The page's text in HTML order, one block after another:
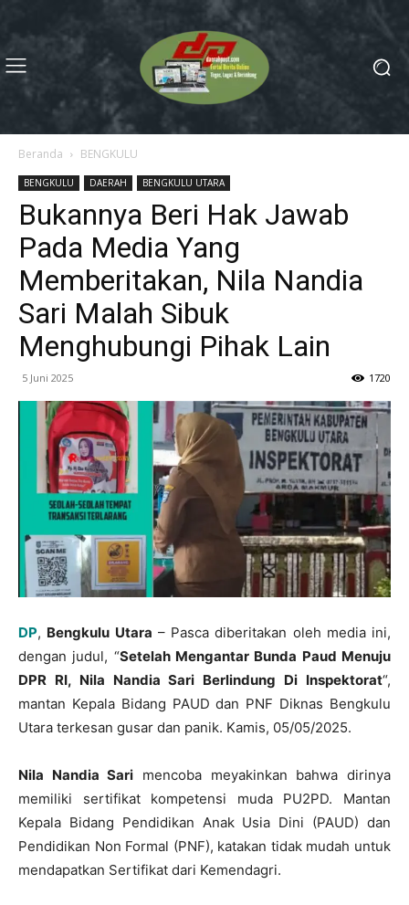
Beranda BENGKULU
BENGKULU DAERAH BENGKULU UTARA
Bukannya Beri Hak Jawab
Pada Media Yang
Memberitakan, Nila Nandia
Sari Malah Sibuk
Menghubungi Pihak Lain
5 Juni 2025 1720
DP, Bengkulu Utara – Pasca diberitakan oleh media ini,
dengan judul, “Setelah Mengantar Bunda Paud Menuju
DPR RI, Nila Nandia Sari Berlindung Di Inspektorat“,
mantan Kepala Bidang PAUD dan PNF Diknas Bengkulu
Utara terkesan gusar dan panik. Kamis, 05/05/2025.
Nila Nandia Sari mencoba meyakinkan bahwa dirinya
memiliki sertifikat kompetensi muda PU2PD. Mantan
Kepala Bidang Pendidikan Anak Usia Dini (PAUD) dan
Pendidikan Non Formal (PNF), katakan tidak mudah untuk
mendapatkan Sertifikat dari Kemendagri.